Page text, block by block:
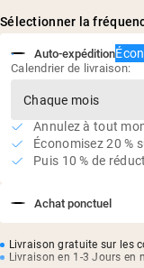
Naturellement
Des études ont
minimiser la
Végétalien, sans
Sans
Testé par un
Sélectionner la
Achat ponctuel
Auto-expédition
Calendrier de livraison:
Annulez à tout
Économisez 20 %
Puis 10 % de
Livraison gratuite sur les
Livraison en 1-3 Jours en